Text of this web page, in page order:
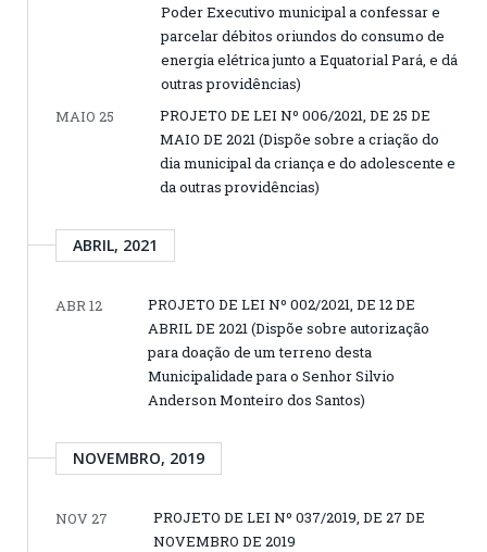
Poder Executivo municipal a confessar e
parcelar débitos oriundos do consumo de
energia elétrica junto a Equatorial Pará, e dá
outras providências)
MAIO 25
PROJETO DE LEI Nº 006/2021, DE 25 DE
MAIO DE 2021 (Dispõe sobre a criação do
dia municipal da criança e do adolescente e
da outras providências)
ABRIL, 2021
ABR 12
PROJETO DE LEI Nº 002/2021, DE 12 DE
ABRIL DE 2021 (Dispõe sobre autorização
para doação de um terreno desta
Municipalidade para o Senhor Silvio
Anderson Monteiro dos Santos)
NOVEMBRO, 2019
NOV 27
PROJETO DE LEI Nº 037/2019, DE 27 DE
NOVEMBRO DE 2019